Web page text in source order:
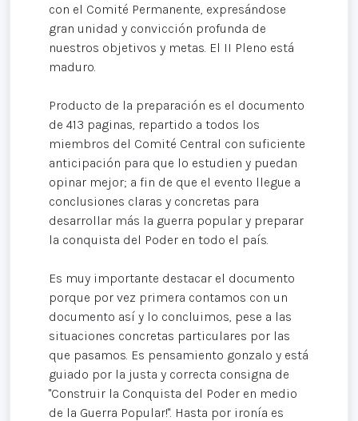
con el Comité Permanente, expresándose
gran unidad y convicción profunda de
nuestros objetivos y metas. El II Pleno está
maduro.
Producto de la preparación es el documento
de 413 paginas, repartido a todos los
miembros del Comité Central con suficiente
anticipación para que lo estudien y puedan
opinar mejor; a fin de que el evento llegue a
conclusiones claras y concretas para
desarrollar más la guerra popular y preparar
la conquista del Poder en todo el país.
Es muy importante destacar el documento
porque por vez primera contamos con un
documento así y lo concluimos, pese a las
situaciones concretas particulares por las
que pasamos. Es pensamiento gonzalo y está
guiado por la justa y correcta consigna de
"Construir la Conquista del Poder en medio
de la Guerra Popular!". Hasta por ironía es